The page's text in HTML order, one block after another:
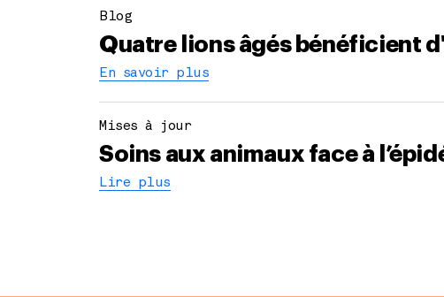
Blog
Quatre lions âgés bénéficient
En savoir plus
Mises à jour
Soins aux animaux face à
Lire plus